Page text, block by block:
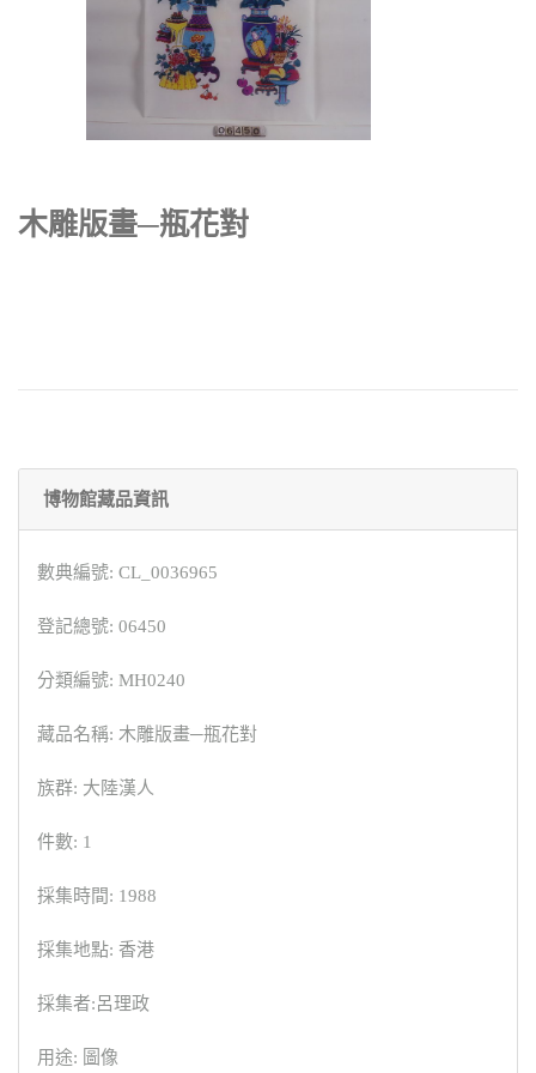
木雕版畫─瓶花對
博物館藏品資訊
數典編號: CL_0036965
登記總號: 06450
分類編號: MH0240
藏品名稱: 木雕版畫─瓶花對
族群: 大陸漢人
件數: 1
採集時間: 1988
採集地點: 香港
採集者:呂理政
用途: 圖像